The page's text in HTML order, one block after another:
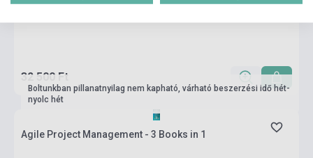
32 500 Ft
Boltunkban pillanatnyilag nem kapható, várható beszerzési idő hét-
nyolc hét
Agile Project Management - 3 Books in 1